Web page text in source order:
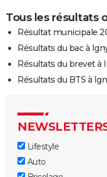
Tous les résultats
Résultat municipale
Résultats du bac à
Résultats du brevet à
Résultats du BTS à
Lifestyle
Auto